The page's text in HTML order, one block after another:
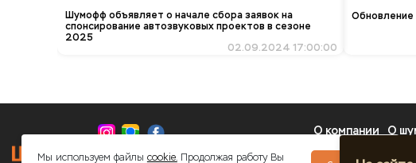
Шумофф объявляет о начале сбора заявок на
спонсирование автозвуковых проектов в сезоне
2025
02.09.2024 17:00:00
Обновление
8 (800) 350-01-24
О компании О
Мы используем файлы cookie.Продолжая работу Вы